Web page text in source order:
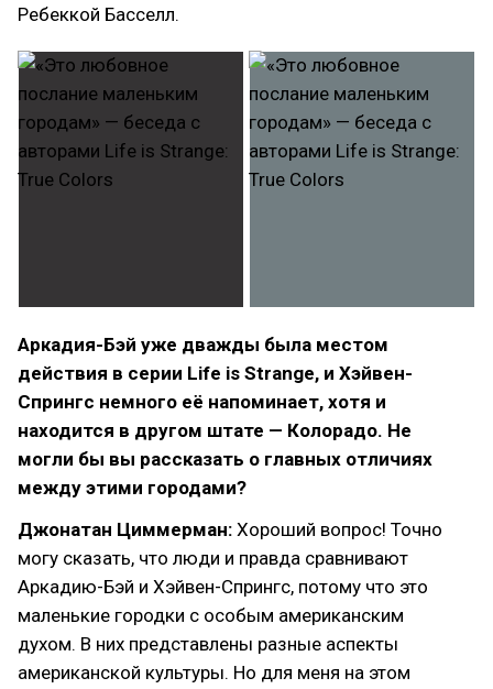
Ребеккой Басселл.
Аркадия-Бэй уже дважды была местом
действия в серии Life is Strange, и Хэйвен-
Спрингс немного её напоминает, хотя и
находится в другом штате — Колорадо. Не
могли бы вы рассказать о главных отличиях
между этими городами?
Джонатан Циммерман: Хороший вопрос! Точно
могу сказать, что люди и правда сравнивают
Аркадию-Бэй и Хэйвен-Спрингс, потому что это
маленькие городки с особым американским
духом. В них представлены разные аспекты
американской культуры. Но для меня на этом